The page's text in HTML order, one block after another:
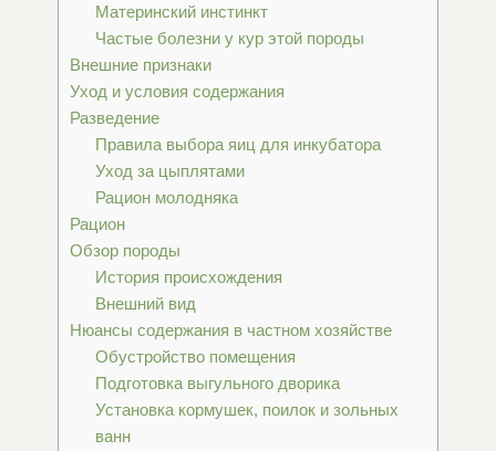
Материнский инстинкт
Частые болезни у кур этой породы
Внешние признаки
Уход и условия содержания
Разведение
Правила выбора яиц для инкубатора
Уход за цыплятами
Рацион молодняка
Рацион
Обзор породы
История происхождения
Внешний вид
Нюансы содержания в частном хозяйстве
Обустройство помещения
Подготовка выгульного дворика
Установка кормушек, поилок и зольных
ванн